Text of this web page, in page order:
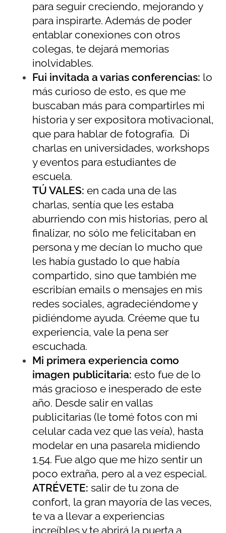
para seguir creciendo, mejorando y
para inspirarte. Además de poder
entablar conexiones con otros
colegas, te dejará memorias
inolvidables.
Fui invitada a varias conferencias: lo
más curioso de esto, es que me
buscaban más para compartirles mi
historia y ser expositora motivacional,
que para hablar de fotografía. Di
charlas en universidades, workshops
y eventos para estudiantes de
escuela.
TÚ VALES: en cada una de las
charlas, sentía que les estaba
aburriendo con mis historias, pero al
finalizar, no sólo me felicitaban en
persona y me decían lo mucho que
les había gustado lo que había
compartido, sino que también me
escribían emails o mensajes en mis
redes sociales, agradeciéndome y
pidiéndome ayuda. Créeme que tu
experiencia, vale la pena ser
escuchada.
Mi primera experiencia como
imagen publicitaria: esto fue de lo
más gracioso e inesperado de este
año. Desde salir en vallas
publicitarias (le tomé fotos con mi
celular cada vez que las veía), hasta
modelar en una pasarela midiendo
1.54. Fue algo que me hizo sentir un
poco extraña, pero al a vez especial.
ATRÉVETE: salir de tu zona de
confort, la gran mayoría de las veces,
te va a llevar a experiencias
increíbles y te abrirá la puerta a